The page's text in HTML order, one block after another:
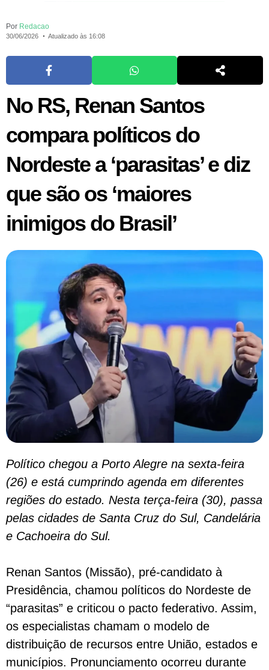
Por Redacao
30/06/2026 Atualizado às 16:08
No RS, Renan Santos
compara políticos do
Nordeste a ‘parasitas’ e diz
que são os ‘maiores
inimigos do Brasil’
Político chegou a Porto Alegre na sexta-feira
(26) e está cumprindo agenda em diferentes
regiões do estado. Nesta terça-feira (30), passa
pelas cidades de Santa Cruz do Sul, Candelária
e Cachoeira do Sul.
Renan Santos (Missão), pré-candidato à
Presidência, chamou políticos do Nordeste de
“parasitas” e criticou o pacto federativo. Assim,
os especialistas chamam o modelo de
distribuição de recursos entre União, estados e
municípios. Pronunciamento ocorreu durante